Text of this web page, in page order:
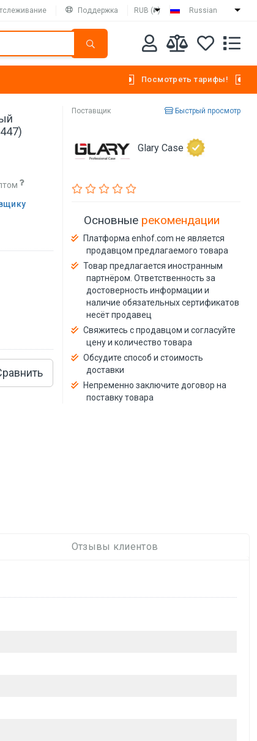
Поддержка RUB (₽) Russian
Посмотреть тарифы!
Поставщик Быстрый просмотр
Glary Case
Основные рекомендации
Платформа enhof.com не является
продавцом предлагаемого товара
Товар предлагается иностранным
партнёром. Ответственность за
достоверность информации и
наличие обязательных сертификатов
несёт продавец
Свяжитесь с продавцом и согласуйте
цену и количество товара
Обсудите способ и стоимость
доставки
Непременно заключите договор на
поставку товара
Отзывы клиентов